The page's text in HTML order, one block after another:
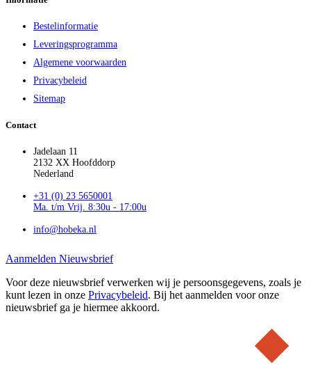
Bestelinformatie
Leveringsprogramma
Algemene voorwaarden
Privacybeleid
Sitemap
Contact
Jadelaan 11
2132 XX Hoofddorp
Nederland
+31 (0) 23 5650001
Ma. t/m Vrij. 8:30u - 17:00u
info@hobeka.nl
Aanmelden Nieuwsbrief
Voor deze nieuwsbrief verwerken wij je persoonsgegevens, zoals je
kunt lezen in onze Privacybeleid. Bij het aanmelden voor onze
nieuwsbrief ga je hiermee akkoord.